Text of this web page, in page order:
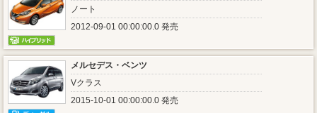
ノート
2012-09-01 00:00:00.0 発売
メルセデス・ベンツ
Vクラス
2015-10-01 00:00:00.0 発売